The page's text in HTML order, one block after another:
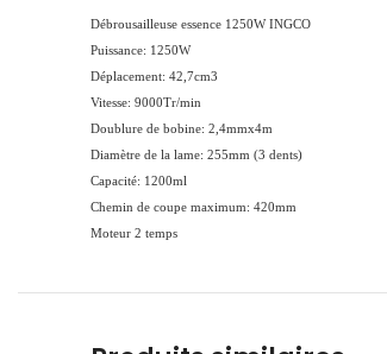
Débrousailleuse essence 1250W INGCO
Puissance: 1250W
Déplacement: 42,7cm3
Vitesse: 9000Tr/min
Doublure de bobine: 2,4mmx4m
Diamètre de la lame: 255mm (3 dents)
Capacité: 1200ml
Chemin de coupe maximum: 420mm
Moteur 2 temps